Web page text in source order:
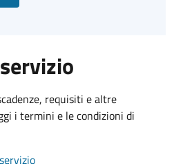
requisiti e altre
i termini e le condizioni di